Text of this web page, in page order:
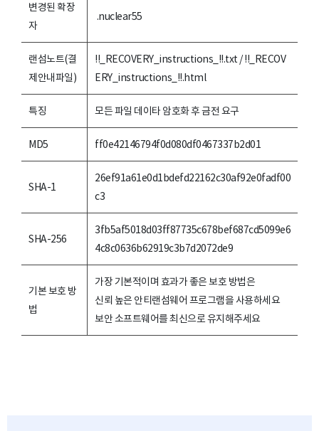
변경된 확장
자
.nuclear55
랜섬노트(결
제안내파일)
!!_RECOVERY_instructions_!!.txt / !!_RECOV
ERY_instructions_!!.html
특징 모든 파일 데이타 암호화 후 금전 요구
MD5 ff0e42146794f0d080df0467337b2d01
SHA-1
26ef91a61e0d1bdefd22162c30af92e0fadf00
c3
SHA-256
3fb5af5018d03ff87735c678bef687cd5099e6
4c8c0636b62919c3b7d2072de9
기본 보호 방
법
가장 기본적이며 효과가 좋은 보호 방법은
신뢰 높은 안티랜섬웨어 프로그램을 사용하세요
보안 소프트웨어를 최신으로 유지해주세요